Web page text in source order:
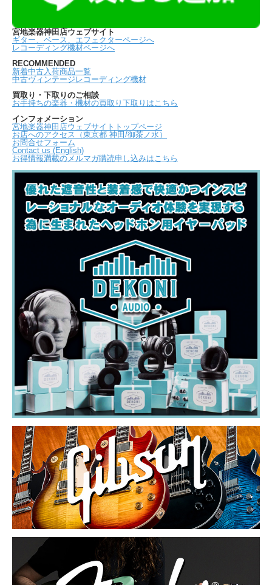
宮地楽器神田店ウェブサイト
ギター、ベース、エフェクターページへ
レコーディング機材ページへ
RECOMMENDED
新着中古入荷商品一覧
中古ヴィンテージレコーディング機材
買取り・下取りのご相談
お手持ちの楽器・機材の買取り下取りはこちら
インフォメーション
宮地楽器神田店ウェブサイトトップページ
お店へのアクセス（東京都 神田/御茶ノ水）
お問合せフォーム
Contact us (English)
お得情報満載のメルマガ購読申し込みはこちら